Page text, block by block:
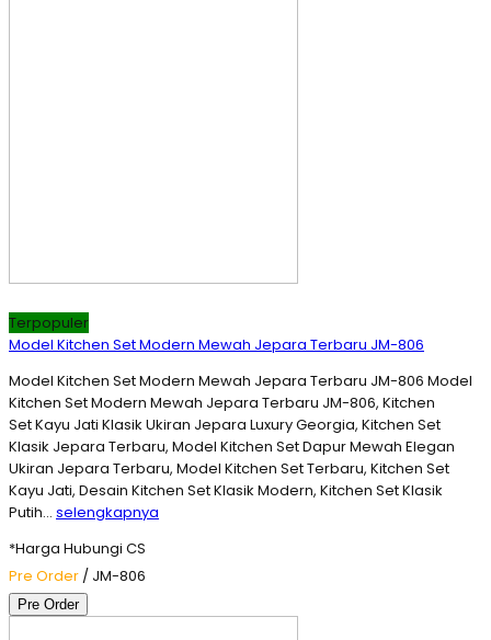
Terpopuler
Model Kitchen Set Modern Mewah Jepara Terbaru JM-806
Model Kitchen Set Modern Mewah Jepara Terbaru JM-806 Model
Kitchen Set Modern Mewah Jepara Terbaru JM-806, Kitchen
Set Kayu Jati Klasik Ukiran Jepara Luxury Georgia, Kitchen Set
Klasik Jepara Terbaru, Model Kitchen Set Dapur Mewah Elegan
Ukiran Jepara Terbaru, Model Kitchen Set Terbaru, Kitchen Set
Kayu Jati, Desain Kitchen Set Klasik Modern, Kitchen Set Klasik
Putih… selengkapnya
*Harga Hubungi CS
Pre Order / JM-806
Pre Order